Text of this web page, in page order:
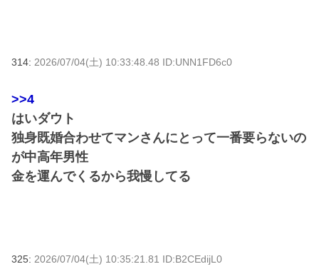
314: 2026/07/04(土) 10:33:48.48 ID:UNN1FD6c0
>>4
はいダウト
独身既婚合わせてマンさんにとって一番要らないの
が中高年男性
金を運んでくるから我慢してる
325: 2026/07/04(土) 10:35:21.81 ID:B2CEdijL0